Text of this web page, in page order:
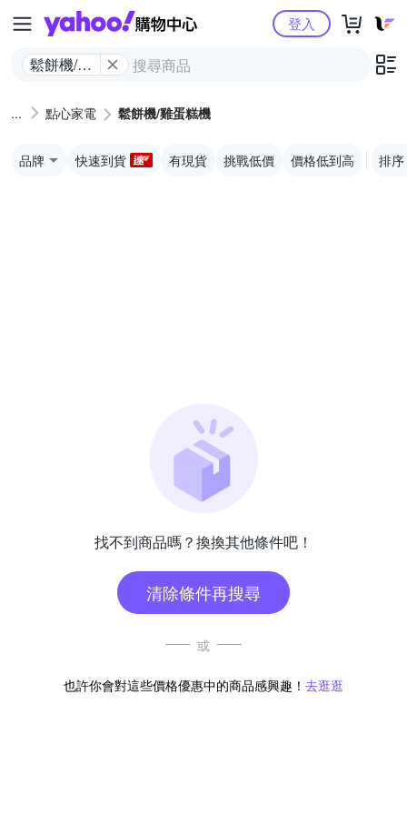
Yahoo購物中心
鬆餅機/雞
登入
點心家電 鬆餅機/雞蛋糕機
品牌 快速到貨 有現貨 挑戰低價 價格低到高 排序
找不到商品嗎？換換其他條件吧！
清除條件再搜尋
或
也許你會對這些價格優惠中的商品感興趣！ 去逛逛